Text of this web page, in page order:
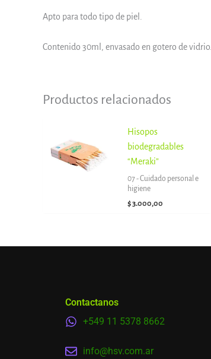
Apto para todo tipo de piel.
Contenido 30ml, envasado en gotero de vidrio.
Productos relacionados
Hisopos
biodegradables
“Meraki”
07 - Cuidado personal e
higiene
$3.000,00
Contactanos
+549 11 5378 8662
info@hsv.com.ar